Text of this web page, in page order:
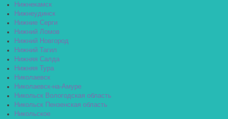
Нижнекамск
Нижнеудинск
Нижние Серги
Нижний Ломов
Нижний Новгород
Нижний Тагил
Нижняя Салда
Нижняя Тура
Николаевск
Николаевск-на-Амуре
Никольск Вологодская область
Никольск Пензенская область
Никольское